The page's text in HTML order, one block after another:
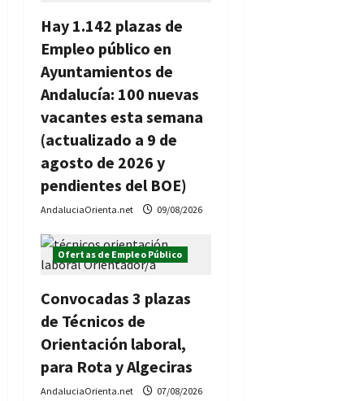
d
e
e
n
t
r
a
d
a
s
Hay 1.142 plazas de
Empleo público en
Ayuntamientos de
Andalucía: 100 nuevas
vacantes esta semana
(actualizado a 9 de
agosto de 2026 y
pendientes del BOE)
AndaluciaOrienta.net 09/08/2026
Ofertas de Empleo Público
Convocadas 3 plazas
de Técnicos de
Orientación laboral,
para Rota y Algeciras
AndaluciaOrienta.net 07/08/2026
Ofertas de Empleo Público